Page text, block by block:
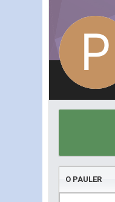
О PAULER